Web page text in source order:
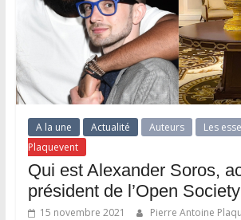
A la une Actualité Auteurs Les
Plaquevent
Qui est Alexander Soros,
président de l’Open
15 novembre 2021 Pierre Antoine